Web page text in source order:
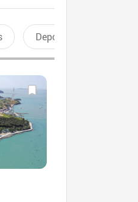
Deportes recreativos